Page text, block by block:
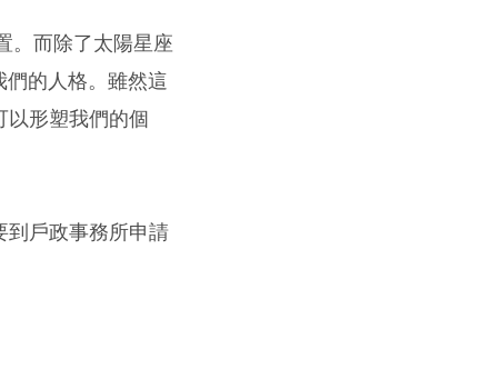
。而除了太陽星座
的人格。雖然這
以形塑我們的個
到戶政事務所申請